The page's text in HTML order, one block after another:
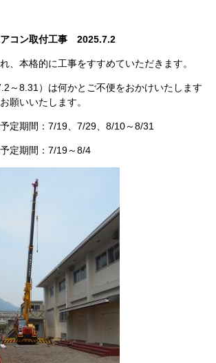
コン取付工事 2025.7.2
、本格的に工事をすすめていただきます。
～8.31）は何かとご不便をおかけいたします
願いいたします。
定期間：7/19、7/29、8/10～8/31
定期間：7/19～8/4